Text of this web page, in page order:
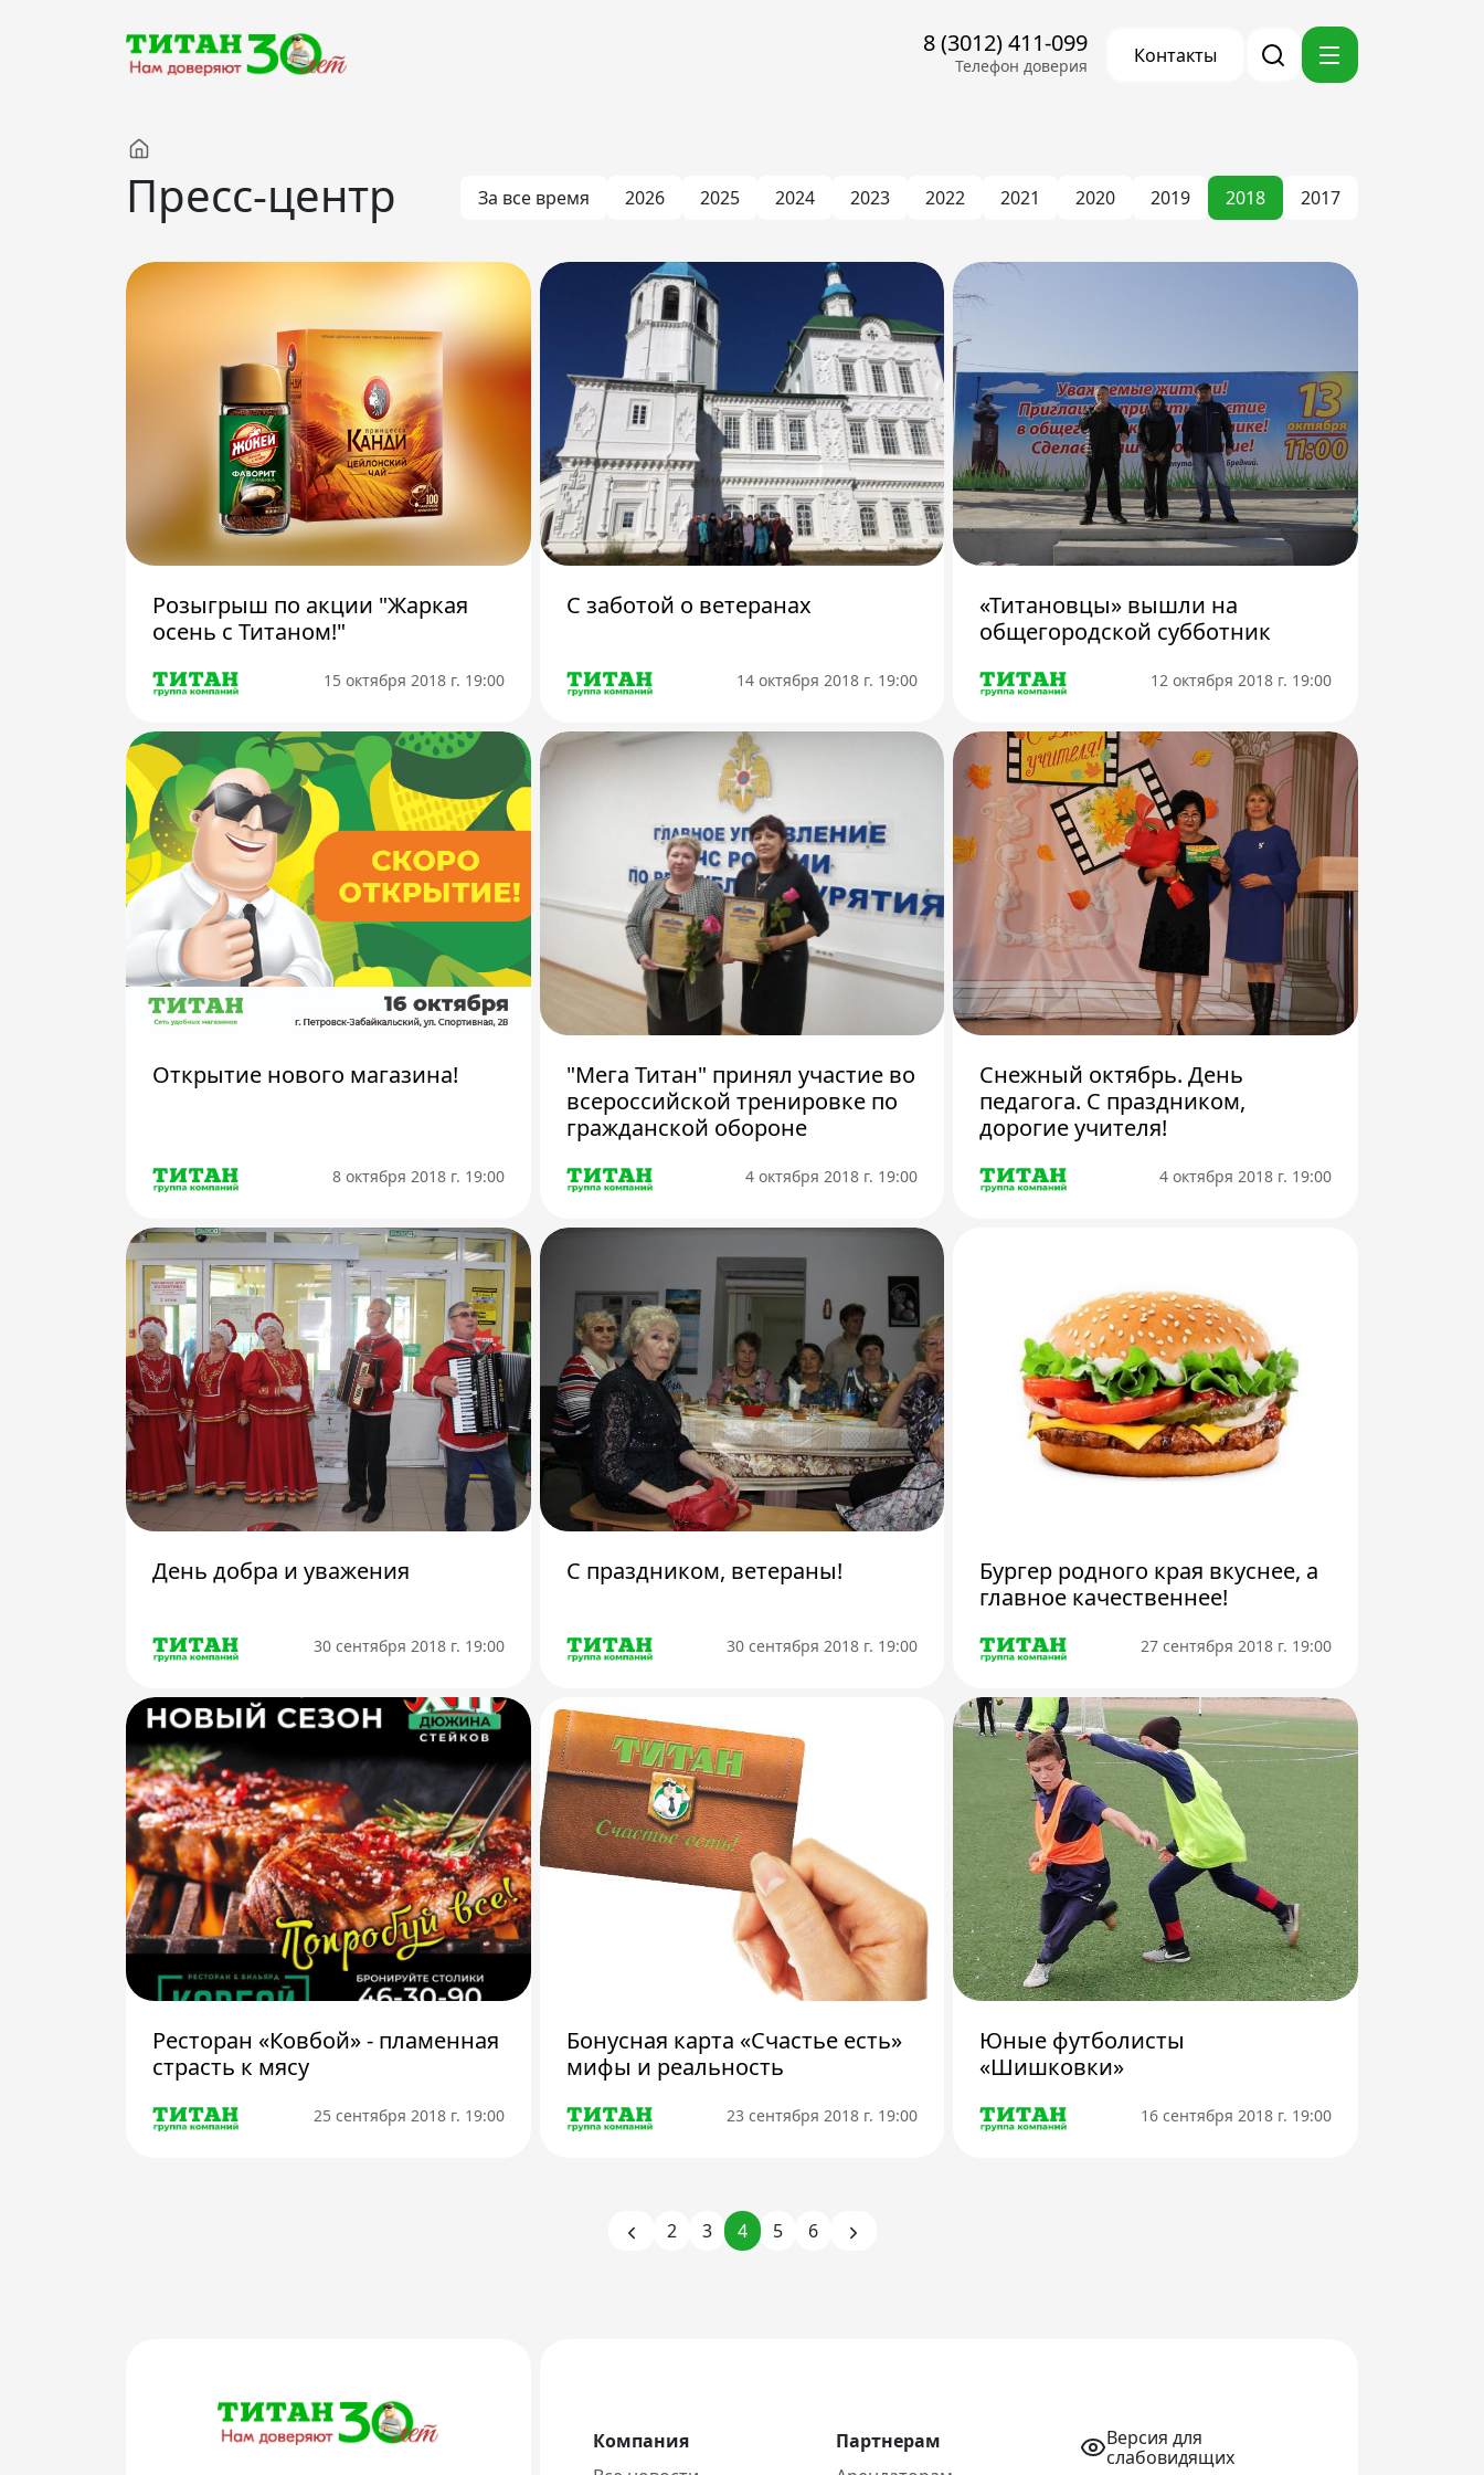
8 (3012) 411-099
Телефон доверия Контакты
Компания
Партнерам
Вакансии
Версия для слабовидящих
8 (3012) 411-099
Телефон доверия
Пресс-центр За все время 2026 2025 2024 2023 2022 2021 2020 2019 2018 2017
Розыгрыш по акции "Жаркая
осень с Титаном!"
15 октября 2018 г. 19:00
С заботой о ветеранах
14 октября 2018 г. 19:00
«Титановцы» вышли на
общегородской субботник
12 октября 2018 г. 19:00
Открытие нового магазина!
8 октября 2018 г. 19:00
"Мега Титан" принял участие во
всероссийской тренировке по
гражданской обороне
4 октября 2018 г. 19:00
Снежный октябрь. День
педагога. С праздником,
дорогие учителя!
4 октября 2018 г. 19:00
День добра и уважения
30 сентября 2018 г. 19:00
С праздником, ветераны!
30 сентября 2018 г. 19:00
Бургер родного края вкуснее, а
главное качественнее!
27 сентября 2018 г. 19:00
Ресторан «Ковбой» - пламенная
страсть к мясу
25 сентября 2018 г. 19:00
Бонусная карта «Счастье есть»
мифы и реальность
23 сентября 2018 г. 19:00
Юные футболисты
«Шишковки»
16 сентября 2018 г. 19:00
2 3 4 5 6
Компания
Партнерам
Версия для
слабовидящих